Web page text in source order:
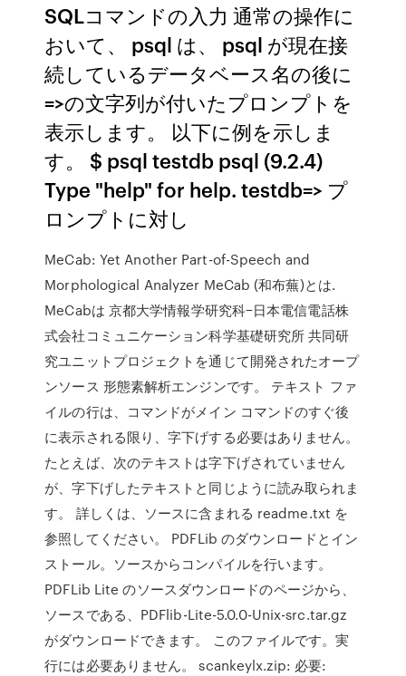
SQLコマンドの入力 通常の操作に
おいて、 psql は、 psql が現在接
続しているデータベース名の後に
=>の文字列が付いたプロンプトを
表示します。 以下に例を示しま
す。 $ psql testdb psql (9.2.4)
Type "help" for help. testdb=> プ
ロンプトに対し
MeCab: Yet Another Part-of-Speech and
Morphological Analyzer MeCab (和布蕪)とは.
MeCabは 京都大学情報学研究科−日本電信電話株
式会社コミュニケーション科学基礎研究所 共同研
究ユニットプロジェクトを通じて開発されたオープ
ンソース 形態素解析エンジンです。 テキスト ファ
イルの行は、コマンドがメイン コマンドのすぐ後
に表示される限り、字下げする必要はありません。
たとえば、次のテキストは字下げされていません
が、字下げしたテキストと同じように読み取られま
す。 詳しくは、ソースに含まれる readme.txt を
参照してください。 PDFLib のダウンロードとイン
ストール。ソースからコンパイルを行います。
PDFLib Lite のソースダウンロードのページから、
ソースである、PDFlib-Lite-5.0.0-Unix-src.tar.gz
がダウンロードできます。 このファイルです。実
行には必要ありません。 scankeylx.zip: 必要: